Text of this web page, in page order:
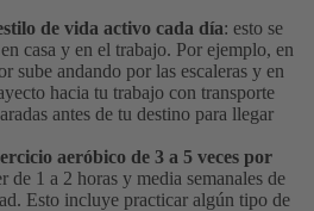
de vida activo cada día: esto se
casa y en el trabajo. Por ejemplo, en
sube andando por las escaleras y en
hacia tu trabajo con transporte
antes de tu destino para llegar
aeróbico de 3 a 5 veces por
de 1 a 2 horas y media semanales de
Esto incluye practicar algún tipo de